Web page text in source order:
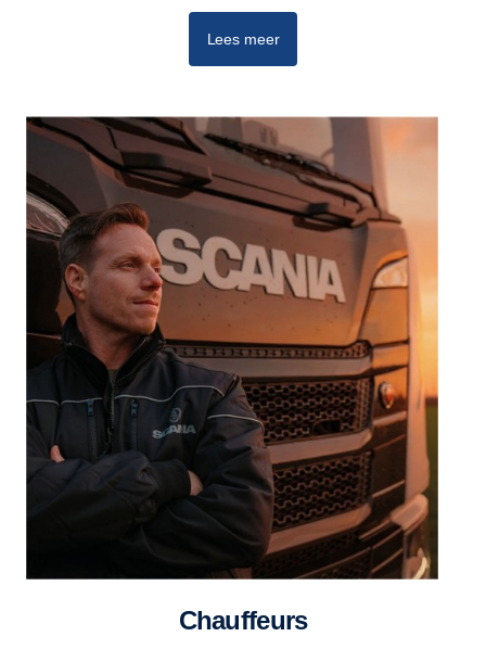
Lees meer
Chauffeurs